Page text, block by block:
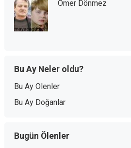
Ömer Dönmez
Bu Ay Neler oldu?
Bu Ay Ölenler
Bu Ay Doğanlar
Bugün Ölenler